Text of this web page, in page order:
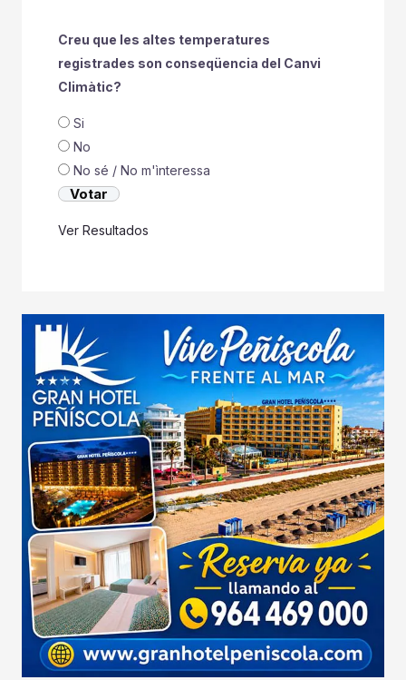
Creu que les altes temperatures
registrades son conseqüencia del Canvi
Climàtic?
Si
No
No sé / No m'ìnteressa
Ver Resultados